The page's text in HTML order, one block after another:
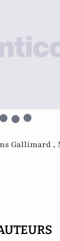
Gallimard ,